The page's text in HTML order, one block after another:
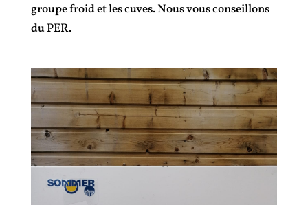
groupe froid et les cuves. Nous vous conseillons
du PER.